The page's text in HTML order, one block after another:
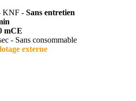
KNF - Sans entretien
mCE
- Sans consommable
externe